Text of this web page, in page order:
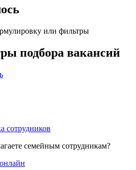
или фильтры
подбора вакансий
сотрудников
семейным сотрудникам?